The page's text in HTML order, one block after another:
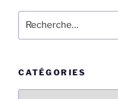
pour
CATÉGORIES